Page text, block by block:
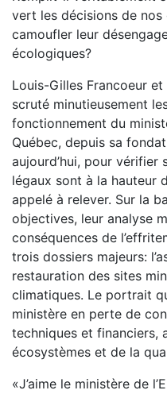
vert les décisions de
camoufler leur
écologiques?
Louis-Gilles Francoeur
scruté minutieusement
fonctionnement du
Québec, depuis sa
aujourd’hui, pour vérifier
légaux sont à la hauteur
appelé à relever. Sur la
objectives, leur analyse
conséquences de
trois dossiers majeurs:
restauration des sites
climatiques. Le portrait
ministère en perte de
techniques et financiers,
écosystèmes et de la
«J’aime le ministère de